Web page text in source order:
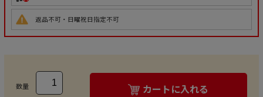
返品不可・日曜祝日指定不可
数量 カートに入れる